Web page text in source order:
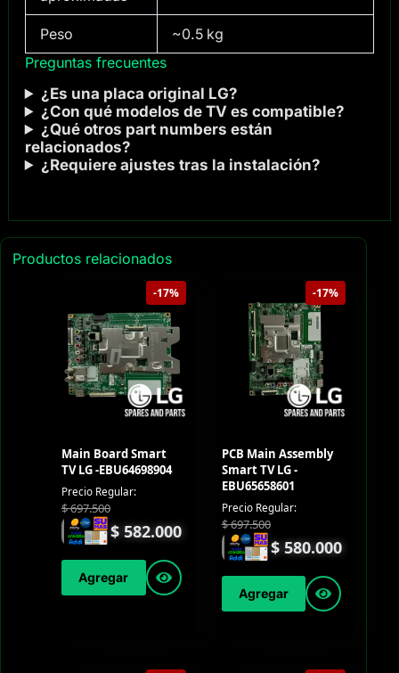
Peso
~0.5 kg
Preguntas frecuentes
¿Es una placa original LG?
¿Con qué modelos de TV es compatible?
¿Qué otros part numbers están
relacionados?
¿Requiere ajustes tras la instalación?
Productos relacionados
-17%
Main Board Smart
TV LG -EBU64698904
Precio Regular:
$697.500
$ 582.000
Agregar
-17%
PCB Main Assembly
Smart TV LG -
EBU65658601
Precio Regular:
$697.500
$ 580.000
Agregar